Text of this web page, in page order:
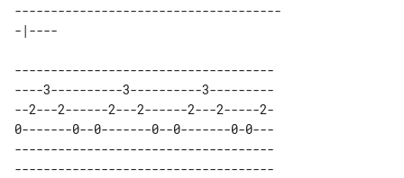
-------------------------------------
------------------------------------
----3----------3----------3---------
--2---2------2---2------2---2-----2-
0-------0--0-------0--0-------0-0---
------------------------------------
------------------------------------